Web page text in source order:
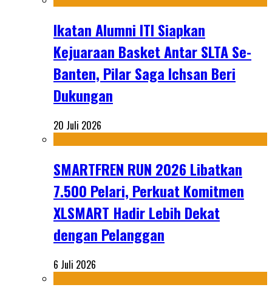
Ikatan Alumni ITI Siapkan
Kejuaraan Basket Antar SLTA Se-
Banten, Pilar Saga Ichsan Beri
Dukungan
20 Juli 2026
SMARTFREN RUN 2026 Libatkan
7.500 Pelari, Perkuat Komitmen
XLSMART Hadir Lebih Dekat
dengan Pelanggan
6 Juli 2026